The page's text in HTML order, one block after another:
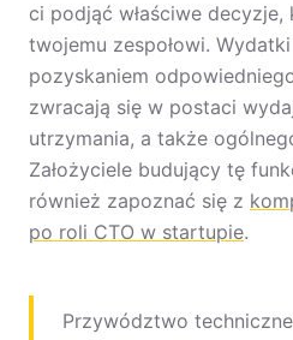
ci podjąć właściwe
twojemu zespołowi.
pozyskaniem
zwracają się w postaci
utrzymania, a także
Założyciele budujący tę
również zapoznać się z
po roli CTO w startupie.
Przywództwo